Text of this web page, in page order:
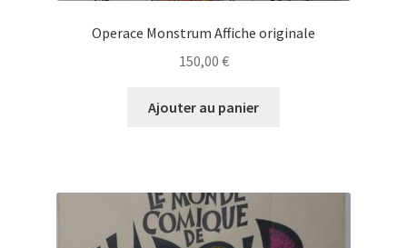
Operace Monstrum Affiche originale
150,00 €
Ajouter au panier